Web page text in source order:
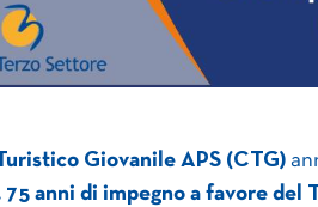
Giovanile APS (CTG)
anni di impegno a favore del